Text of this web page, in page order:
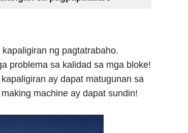
ng pagtatrabaho.
problema sa kalidad sa mga bloke!
ay dapat matugunan sa
machine ay dapat sundin!